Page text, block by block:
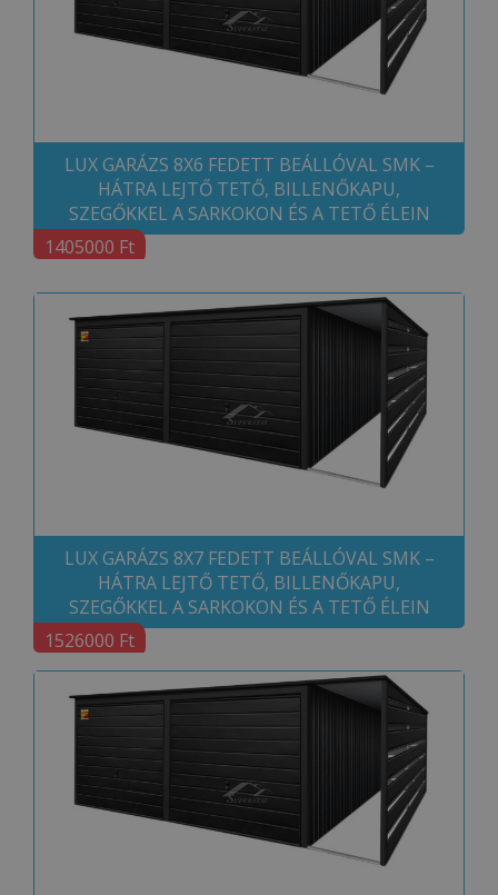
LUX GARÁZS 8X6 FEDETT BEÁLLÓVAL SMK –
HÁTRA LEJTŐ TETŐ, BILLENŐKAPU,
SZEGŐKKEL A SARKOKON ÉS A TETŐ ÉLEIN
1405000 Ft
LUX GARÁZS 8X7 FEDETT BEÁLLÓVAL SMK –
HÁTRA LEJTŐ TETŐ, BILLENŐKAPU,
SZEGŐKKEL A SARKOKON ÉS A TETŐ ÉLEIN
1526000 Ft